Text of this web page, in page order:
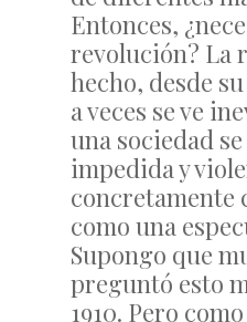
Entonces,
revolución? La
hecho, desde
a veces se ve
una sociedad
impedida y
concretamente
como una
Supongo que
preguntó esto
1910. Pero